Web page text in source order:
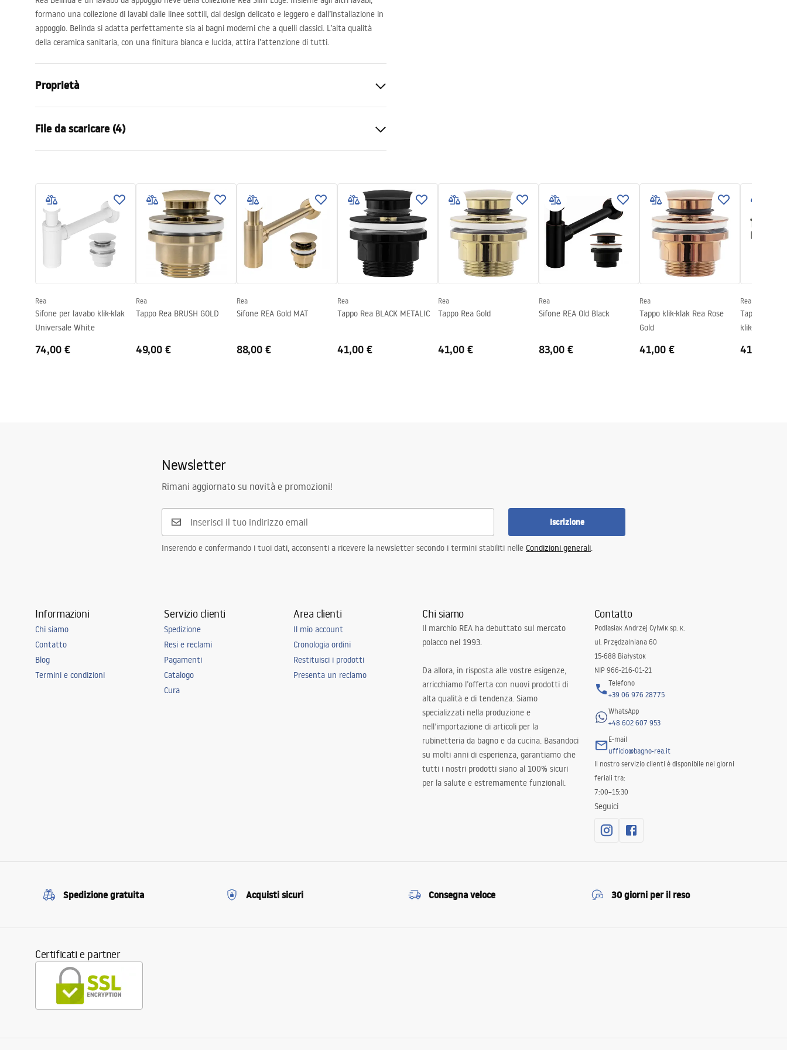
formano una collezione di lavabi dalle linee sottili, dal design delicato e leggero e dall’installazione in
appoggio. Belinda si adatta perfettamente sia ai bagni moderni che a quelli classici. L’alta qualità
della ceramica sanitaria, con una finitura bianca e lucida, attira l’attenzione di tutti.
Proprietà
Materiale
Colore
Effetto pietra
Larghezza
mm
Altezza
115
mm
Forma
Rettangolare
Foro rubinetto
NO
Foro troppopieno
File da scaricare (4)
UMYWALKA BELINDA MINI STONE
MATT - NABLATOWA.pdf
Deklaracja Właściwości
Użytkowych
BELINDA MINI STONE MATT
Condizioni di garanzia
Warranty_Terms_and_Conditions_
Basins_-_5.pdf
Rea
Sifone per lavabo klik-klak
Universale White
74,00 €
Rea
Tappo Rea BRUSH GOLD
49,00 €
Rea
Sifone REA Gold MAT
88,00 €
Rea
Tappo Rea BLACK METALIC
41,00 €
Rea
Tappo Rea Gold
41,00 €
Rea
Sifone REA Old Black
83,00 €
Rea
Tappo klik-klak Rea Rose
Gold
41,00 €
Rea
Tappo per
klik-klak Rea
41,00 €
Newsletter
Rimani aggiornato su novità e promozioni!
Iscrizione
Inserendo e confermando i tuoi dati, acconsenti a ricevere la newsletter secondo i termini stabiliti nelle Condizioni generali.
Informazioni
Chi siamo
Contatto
Blog
Termini e condizioni
Servizio clienti
Spedizione
Resi e reclami
Pagamenti
Catalogo
Cura
Area clienti
Il mio account
Cronologia ordini
Restituisci i prodotti
Presenta un reclamo
Chi siamo
Il marchio REA ha debuttato sul mercato
polacco nel 1993.
Da allora, in risposta alle vostre esigenze,
arricchiamo l’offerta con nuovi prodotti di
alta qualità e di tendenza. Siamo
specializzati nella produzione e
nell’importazione di articoli per la
rubinetteria da bagno e da cucina. Basandoci
su molti anni di esperienza, garantiamo che
tutti i nostri prodotti siano al 100% sicuri
per la salute e estremamente funzionali.
Contatto
Podlasiak Andrzej Cylwik sp. k.
ul. Przędzalniana 60
15-688 Białystok
NIP 966-216-01-21
Telefono
+39 06 976 28775
WhatsApp
+48 602 607 953
E-mail
ufficio@bagno-rea.it
Il nostro servizio clienti è disponibile nei giorni
feriali tra:
7:00–15:30
Seguici
Spedizione gratuita Acquisti sicuri Consegna veloce 30 giorni per il reso
Certificati e partner